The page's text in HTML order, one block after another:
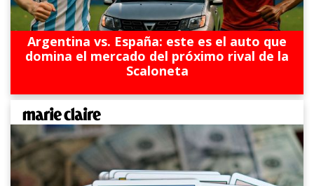
Argentina vs. España: este es el auto que
domina el mercado del próximo rival de la
Scaloneta